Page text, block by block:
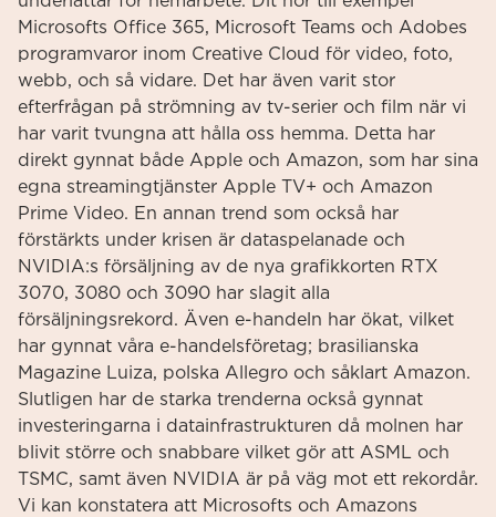
Microsofts Office 365, Microsoft Teams och Adobes
programvaror inom Creative Cloud för video, foto,
webb, och så vidare. Det har även varit stor
efterfrågan på strömning av tv-serier och film när vi
har varit tvungna att hålla oss hemma. Detta har
direkt gynnat både Apple och Amazon, som har sina
egna streamingtjänster Apple TV+ och Amazon
Prime Video. En annan trend som också har
förstärkts under krisen är dataspelanade och
NVIDIA:s försäljning av de nya grafikkorten RTX
3070, 3080 och 3090 har slagit alla
försäljningsrekord. Även e-handeln har ökat, vilket
har gynnat våra e-handelsföretag; brasilianska
Magazine Luiza, polska Allegro och såklart Amazon.
Slutligen har de starka trenderna också gynnat
investeringarna i datainfrastrukturen då molnen har
blivit större och snabbare vilket gör att ASML och
TSMC, samt även NVIDIA är på väg mot ett rekordår.
Vi kan konstatera att Microsofts och Amazons